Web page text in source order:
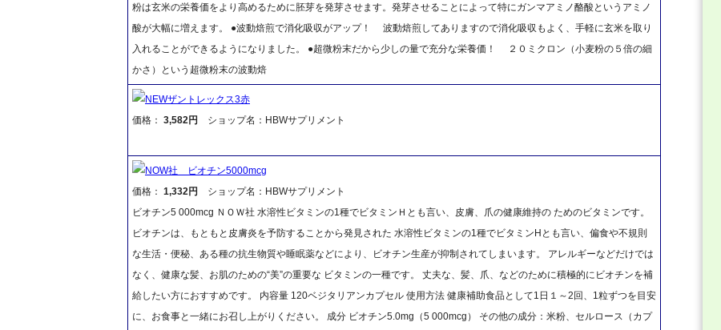
粉は玄米の栄養価をより高めるために胚芽を発芽させます。発芽させることによって特にガンマアミノ酪酸というアミノ
酸が大幅に増えます。 ●波動焙煎で消化吸収がアップ！ 波動焙煎してありますので消化吸収もよく、手軽に玄米を取り
入れることができるようになりました。 ●超微粉末だから少しの量で充分な栄養価！ ２０ミクロン（小麦粉の５倍の細
かさ）という超微粉末の波動焙
NEWザントレックス3赤
価格： 3,582円 ショップ名：HBWサプリメント
NOW社 ビオチン5000mcg
価格： 1,332円
ショップ名：HBWサプリメント
ビオチン5 000mcg ＮＯＷ社 水溶性ビタミンの1種でビタミンＨとも言い、皮膚、爪の健康維持の ためのビタミンです。
ビオチンは、もともと皮膚炎を予防することから発見された 水溶性ビタミンの1種でビタミンHとも言い、偏食や不規則
な生活・便秘、ある種の抗生物質や睡眠薬などにより、ビオチン生産が抑制されてしまいます。 アレルギーなどだけでは
なく、健康な髪、お肌のための“美”の重要な ビタミンの一種です。 丈夫な、髪、爪、などのために積極的にビオチンを補
給したい方におすすめです。 内容量 120ベジタリアンカプセル 使用方法 健康補助食品として1日１～2回、1粒ずつを目安
に、お食事と一緒にお召し上がりください。 成分 ビオチン5.0mg（5 000mcg） その他の成分：米粉、セルロース（カプ